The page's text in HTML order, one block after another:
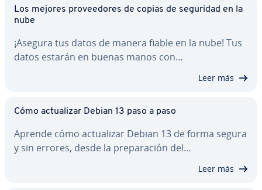
Los mejores pro­vee­do­res de copias de seguridad en la
nube
¡Asegura tus datos de manera fiable en la nube! Tus
datos estarán en buenas manos con…
Leer más
Cómo ac­tua­li­zar Debian 13 paso a paso
Aprende cómo ac­tua­li­zar Debian 13 de forma segura
y sin errores, desde la pre­pa­ra­ción del…
Leer más